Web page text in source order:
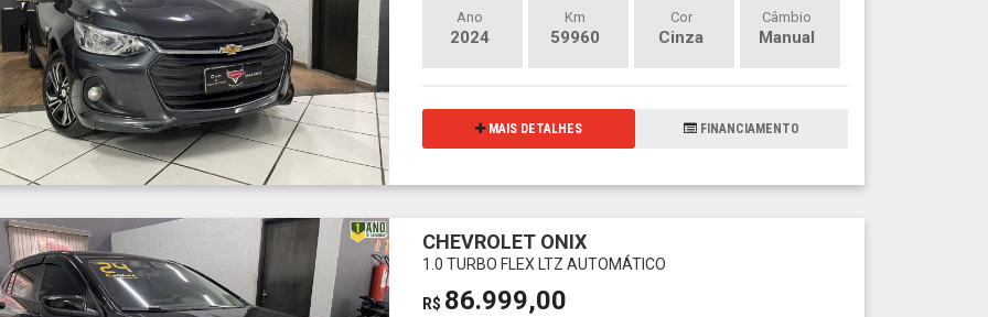
Ano
2024
Km
59960
Cor
Cinza
Câmbio
Manual
MAIS DETALHES FINANCIAMENTO
CHEVROLET ONIX
1.0 TURBO FLEX LTZ AUTOMÁTICO
R$ 86.999,00